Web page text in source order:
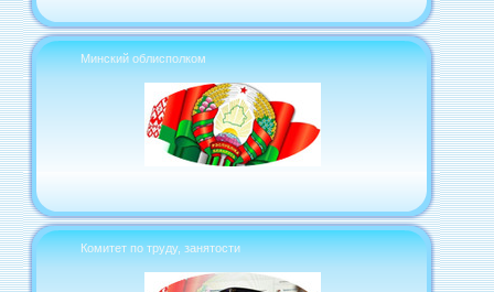
Минский облисполком
Комитет по труду, занятости